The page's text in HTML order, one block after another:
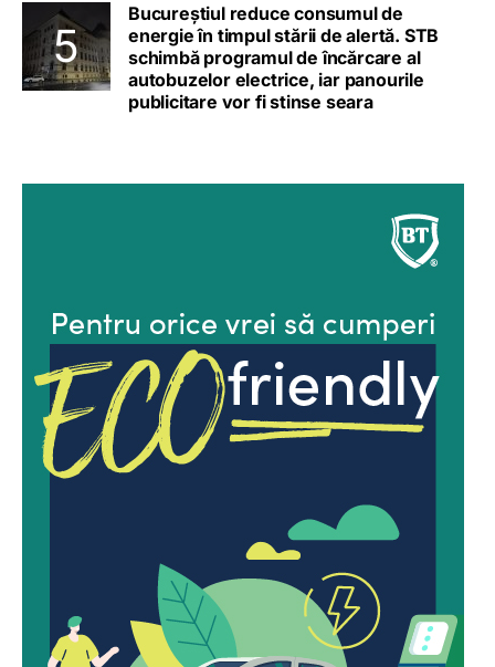
Bucureștiul reduce consumul de
energie în timpul stării de alertă. STB
schimbă programul de încărcare al
autobuzelor electrice, iar panourile
publicitare vor fi stinse seara